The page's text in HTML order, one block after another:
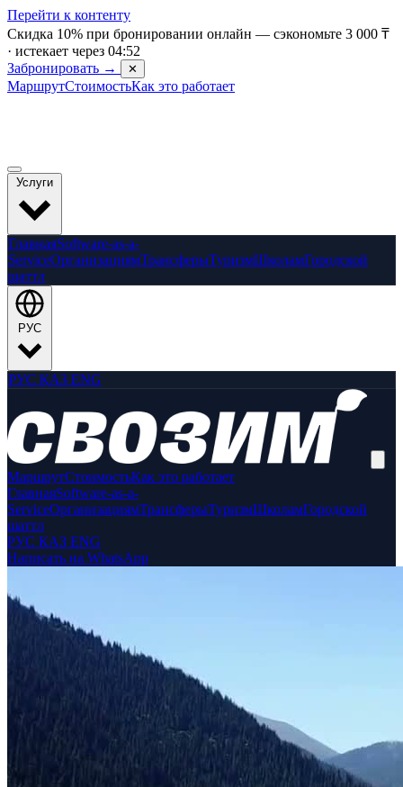
Перейти к контенту
Скидка 10% при бронировании онлайн — сэкономьте 3 000 ₸
· истекает через 04:47
Забронировать →
✕
МаршрутСтоимостьКак это работает
ГлавнаяSoftware-as-a-
ServiceОрганизациямТрансферыТуризмШколамГородской
шаттл
РУС
РУС ҚАЗ ENG
МаршрутСтоимостьКак это работает
ГлавнаяSoftware-as-a-
ServiceОрганизациямТрансферыТуризмШколамГородской
шаттл
РУС ҚАЗ ENG
Написать на WhatsApp